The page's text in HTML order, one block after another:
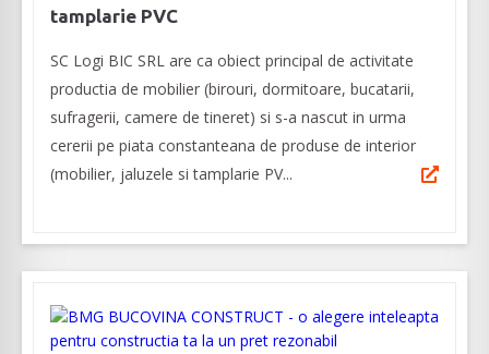
tamplarie PVC
SC Logi BIC SRL are ca obiect principal de activitate
productia de mobilier (birouri, dormitoare, bucatarii,
sufragerii, camere de tineret) si s-a nascut in urma
cererii pe piata constanteana de produse de interior
(mobilier, jaluzele si tamplarie PV...